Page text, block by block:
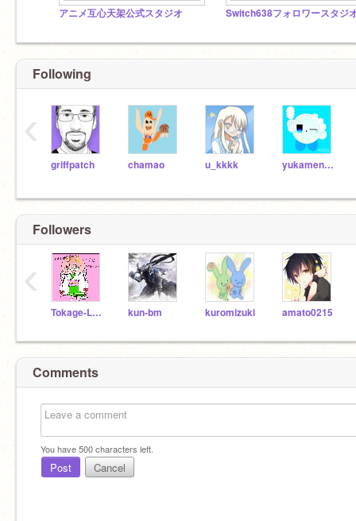
アニメ互心天架公式スタジオ Switch638フォロワースタジ
Following
griffpatch chamao u_kkkk yukamenseki
‹
Followers
Tokage-Love kun-bm kuromizuki amato0215
‹
Comments
You have500characters left.
Post Cancel